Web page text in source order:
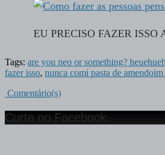
EU PRECISO FAZER
Tags: are you neo or something?
fazer isso, nunca comi pasta de
Comentário(s)
Curta no Facebook